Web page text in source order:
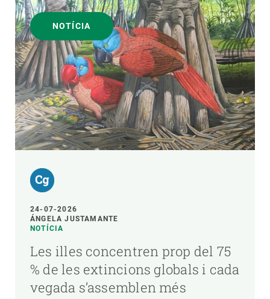
NOTÍCIA
24-07-2026
ÁNGELA JUSTAMANTE
NOTÍCIA
Les illes concentren prop del 75
% de les extincions globals i cada
vegada s’assemblen més